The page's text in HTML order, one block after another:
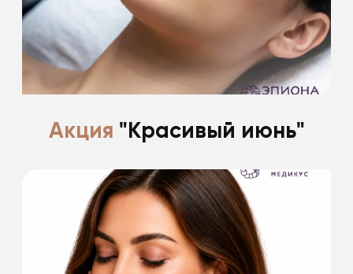
Подробнее
Акция "Красивый июнь"
Есть что-то прекрасное в лете.
Поделимся с вами всеми секретами.